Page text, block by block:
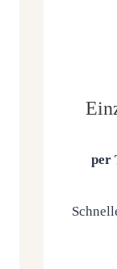
per